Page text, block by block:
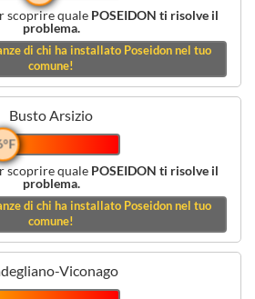
scoprire quale POSEIDON ti risolve il
problema.
di chi ha installato Poseidon nel tuo
comune!
Busto Arsizio
scoprire quale POSEIDON ti risolve il
problema.
di chi ha installato Poseidon nel tuo
comune!
Viconago